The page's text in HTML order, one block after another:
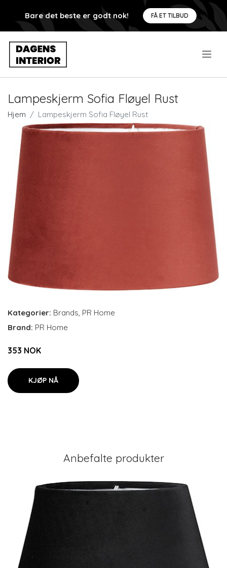
Bare det beste er godt nok! FÅ ET TILBUD
Lampeskjerm Sofia Fløyel Rust
Hjem Lampeskjerm Sofia Fløyel Rust
Kategorier: Brands, PR Home
Brand: PR Home
353 NOK
KJØP NÅ
Anbefalte produkter